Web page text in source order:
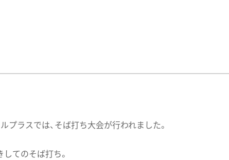
プラスでは、そば打ち大会が行われました。
てのそば打ち。